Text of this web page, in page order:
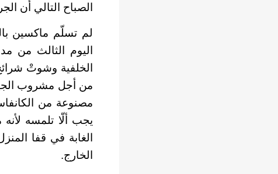
الصباح التالي أن
لم تسلّم ماكسين
اليوم الثالث من
الخلفية وشوتْ
من أجل مشروب
مصنوعة من
يجب ألّا تلمسه
الغابة في قفا
الخارج.